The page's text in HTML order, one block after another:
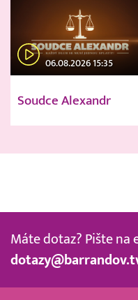
06.08.2026 15:35
Soudce Alexandr
Máte dotaz? Pište na